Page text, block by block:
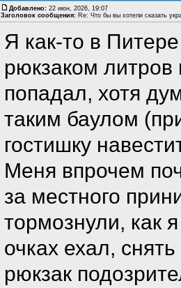
Добавлено: 22 июн, 2026, 19:07
Заголовок сообщения: Re: Что бы вы хотели сказать
Я как-то в
рюкзаком
попадал, хотя
таким баулом
гостишку
Меня впрочем
за местного
тормознули, как
очках ехал,
рюкзак